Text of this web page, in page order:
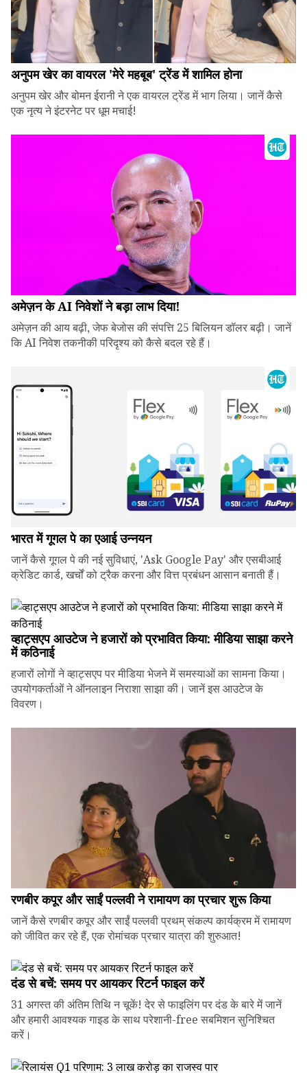
अनुपम खेर का वायरल 'मेरे महबूब' ट्रेंड में शामिल होना
अनुपम खेर और बोमन ईरानी ने एक वायरल ट्रेंड में भाग लिया। जानें कैसे
एक नृत्य ने इंटरनेट पर धूम मचाई!
अमेज़न के AI निवेशों ने बड़ा लाभ दिया!
अमेज़न की आय बढ़ी, जेफ बेजोस की संपत्ति 25 बिलियन डॉलर बढ़ी। जानें
कि AI निवेश तकनीकी परिदृश्य को कैसे बदल रहे हैं।
भारत में गूगल पे का एआई उन्नयन
जानें कैसे गूगल पे की नई सुविधाएं, 'Ask Google Pay' और एसबीआई
क्रेडिट कार्ड, खर्चों को ट्रैक करना और वित्त प्रबंधन आसान बनाती हैं।
व्हाट्सएप आउटेज ने हजारों को प्रभावित किया: मीडिया साझा करने
में कठिनाई
हजारों लोगों ने व्हाट्सएप पर मीडिया भेजने में समस्याओं का सामना किया।
उपयोगकर्ताओं ने ऑनलाइन निराशा साझा की। जानें इस आउटेज के
विवरण।
रणबीर कपूर और साईं पल्लवी ने रामायण का प्रचार शुरू किया
जानें कैसे रणबीर कपूर और साईं पल्लवी प्रथम् संकल्प कार्यक्रम में रामायण
को जीवित कर रहे हैं, एक रोमांचक प्रचार यात्रा की शुरुआत!
दंड से बचें: समय पर आयकर रिटर्न फाइल करें
31 अगस्त की अंतिम तिथि न चूकें! देर से फाइलिंग पर दंड के बारे में जानें
और हमारी आवश्यक गाइड के साथ परेशानी-free सबमिशन सुनिश्चित
करें।